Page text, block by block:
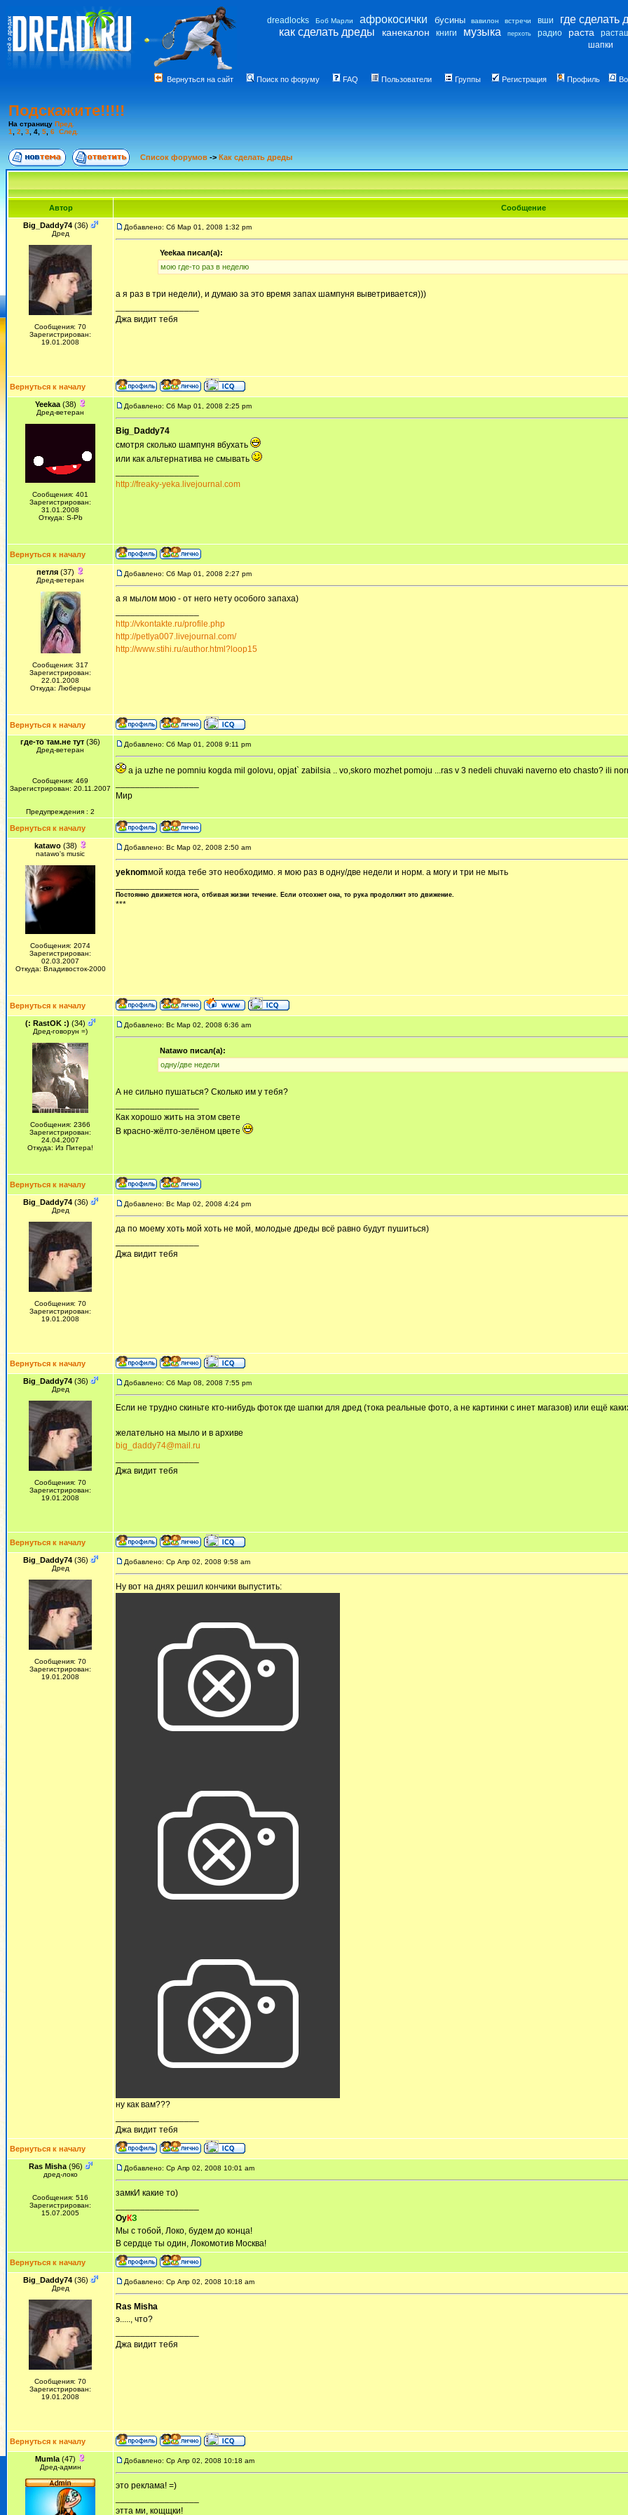
dreadlocks Боб Марли афрокосички бусины вавилон встречи вши
где сделать
как сделать дреды
канекалон книги музыка перхоть радио раста
шапки
Вернуться на сайт Поиск по форуму FAQ Пользователи Группы Регистрация Профиль
Подскажите!!!!!
На страницу Пред.
1
2 3 4 5 6 След.
Список форумов -> Как сделать дреды
Автор Сообщение
Big_Daddy74(36)
Дред
Сообщения: 70
Зарегистрирован:
19.01.2008
Добавлено: Сб Мар 01, 2008 1:32 pm
Yeekaa писал(а):
мою где-то раз в неделю
а я раз в три недели), и думаю за это время запах шампуня выветривается)))
Джа видит тебя
Вернуться к началу
Yeekaa(38)
Дред-ветеран
Сообщения: 401
Зарегистрирован:
31.01.2008
Откуда: S-Pb
Добавлено: Сб Мар 01, 2008 2:25 pm
Big_Daddy74
смотря сколько шампуня вбухать
или как альтернатива не смывать
http://freaky-yeka.livejournal.com
Вернуться к началу
петля (37)
Дред-ветеран
Сообщения: 317
Зарегистрирован:
22.01.2008
Откуда: Люберцы
Добавлено: Сб Мар 01, 2008 2:27 pm
а я мылом мою - от него нету особого запаха)
http://vkontakte.ru/profile.php
http://petlya007.livejournal.com/
http://www.stihi.ru/author.html?loop15
Вернуться к началу
где-то там.не тут (36)
Дред-ветеран
Сообщения: 469
Зарегистрирован: 20.11.2007
Предупреждения : 2
Добавлено: Сб Мар 01, 2008 9:11 pm
a ja uzhe ne pomniu kogda mil golovu, opjat` zabilsia .. vo,skoro mozhet pomoju ...ras v 3 nedeli chuvaki naverno eto chasto? ili
Мир
Вернуться к началу
katawo(38)
natawo's music
Сообщения: 2074
Зарегистрирован:
02.03.2007
Откуда: Владивосток-2000
Добавлено: Вс Мар 02, 2008 2:50 am
yeknomмой когда тебе это необходимо. я мою раз в одну/две недели и норм. а могу и три не мыть
Постоянно движется нога, отбивая жизни течение. Если отсохнет она, то рука продолжит это движение.
***
Вернуться к началу
(: RastOK :) (34)
Дред-говорун =)
Сообщения: 2366
Зарегистрирован:
24.04.2007
Откуда: Из Питера!
Добавлено: Вс Мар 02, 2008 6:36 am
Natawo писал(а):
одну/две недели
А не сильно пушаться? Сколько им у тебя?
Как хорошо жить на этом свете
В красно-жёлто-зелёном цвете
Вернуться к началу
Big_Daddy74(36)
Дред
Сообщения: 70
Зарегистрирован:
19.01.2008
Добавлено: Вс Мар 02, 2008 4:24 pm
да по моему хоть мой хоть не мой, молодые дреды всё равно будут пушиться)
Джа видит тебя
Вернуться к началу
Big_Daddy74(36)
Дред
Сообщения: 70
Зарегистрирован:
19.01.2008
Добавлено: Сб Мар 08, 2008 7:55 pm
Если не трудно скиньте кто-нибудь фоток где шапки для дред (тока реальные фото, а не картинки с инет магазов) или ещё
желательно на мыло и в архиве
big_daddy74@mail.ru
Джа видит тебя
Вернуться к началу
Big_Daddy74(36)
Дред
Сообщения: 70
Зарегистрирован:
19.01.2008
Добавлено: Ср Апр 02, 2008 9:58 am
Ну вот на днях решил кончики выпустить:
ну как вам???
Джа видит тебя
Вернуться к началу
Ras Misha(96)
дред-локо
Сообщения: 516
Зарегистрирован:
15.07.2005
Добавлено: Ср Апр 02, 2008 10:01 am
замкИ какие то)
ОуКЗ
Мы с тобой, Локо, будем до конца!
В сердце ты один, Локомотив Москва!
Вернуться к началу
Big_Daddy74(36)
Дред
Сообщения: 70
Зарегистрирован:
19.01.2008
Добавлено: Ср Апр 02, 2008 10:18 am
Ras Misha
э....., что?
Джа видит тебя
Вернуться к началу
Mumla (47)
Дред-админ
Добавлено: Ср Апр 02, 2008 10:18 am
это реклама! =)
этта ми, кощщки!